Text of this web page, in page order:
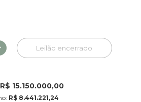
Leilão encerrado
R$ 15.150.000,00
R$ 8.441.221,24